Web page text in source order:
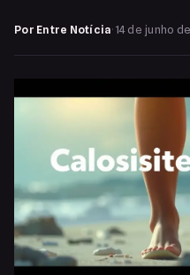
Por Entre Notícia· 14 de junho